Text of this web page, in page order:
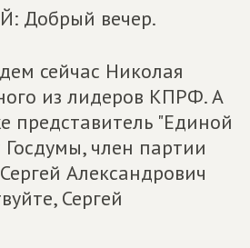
Добрый вечер.
сейчас Николая
из лидеров КПРФ. А
представитель "Единой
Госдумы, член партии
Александрович
Сергей